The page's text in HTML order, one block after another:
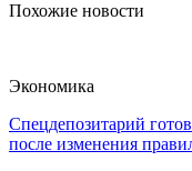
Похожие новости
Экономика
Спецдепозитарий
после изменения